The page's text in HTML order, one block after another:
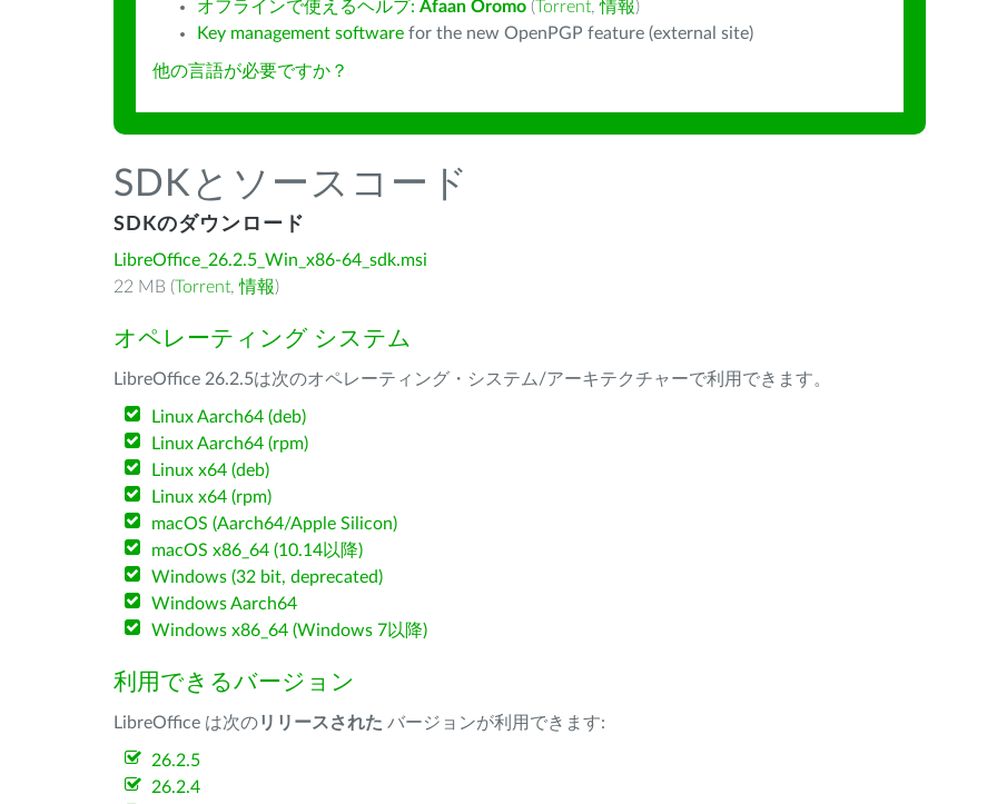
オフラインで使えるヘルプ: Afaan Oromo (Torrent,情報)
Key management software for the new OpenPGP feature (external site)
他の言語が必要ですか？
SDKとソースコード
SDKのダウンロード
LibreOffice_26.2.5_Win_x86-64_sdk.msi
22 MB (Torrent,情報)
オペレーティング システム
LibreOffice 26.2.5は次のオペレーティング・システム/アーキテクチャーで利用できます。
Linux Aarch64 (deb)
Linux Aarch64 (rpm)
Linux x64 (deb)
Linux x64 (rpm)
macOS (Aarch64/Apple Silicon)
macOS x86_64 (10.14以降)
Windows (32 bit, deprecated)
Windows Aarch64
Windows x86_64 (Windows 7以降)
利用できるバージョン
LibreOffice は次のリリースされた バージョンが利用できます:
26.2.5
26.2.4